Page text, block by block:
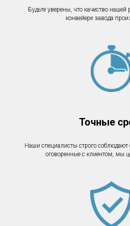
Будьте уверены, что качество нашей
конвейере завода
Точные
Наши специалисты строго
оговоренные с клиентом, мы